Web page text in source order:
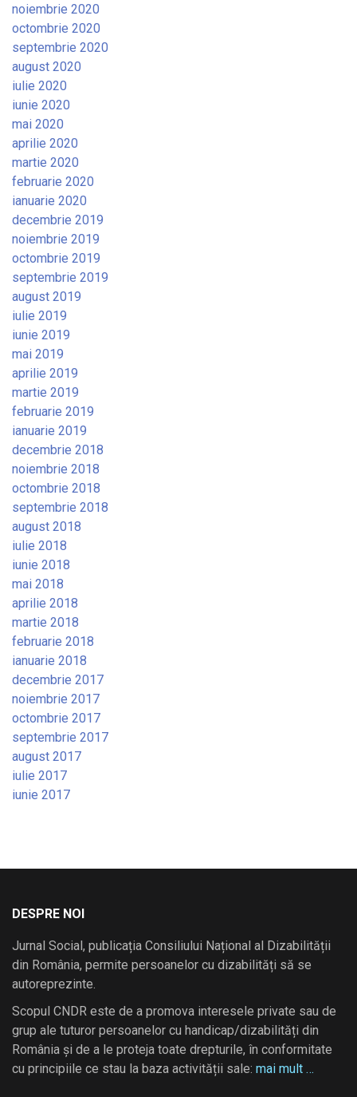
noiembrie 2020
octombrie 2020
septembrie 2020
august 2020
iulie 2020
iunie 2020
mai 2020
aprilie 2020
martie 2020
februarie 2020
ianuarie 2020
decembrie 2019
noiembrie 2019
octombrie 2019
septembrie 2019
august 2019
iulie 2019
iunie 2019
mai 2019
aprilie 2019
martie 2019
februarie 2019
ianuarie 2019
decembrie 2018
noiembrie 2018
octombrie 2018
septembrie 2018
august 2018
iulie 2018
iunie 2018
mai 2018
aprilie 2018
martie 2018
februarie 2018
ianuarie 2018
decembrie 2017
noiembrie 2017
octombrie 2017
septembrie 2017
august 2017
iulie 2017
iunie 2017
DESPRE NOI
Jurnal Social, publicația Consiliului Național al Dizabilității
din România, permite persoanelor cu dizabilități să se
autoreprezinte.
Scopul CNDR este de a promova interesele private sau de
grup ale tuturor persoanelor cu handicap/dizabilități din
România și de a le proteja toate drepturile, în conformitate
cu principiile ce stau la baza activității sale: mai mult …